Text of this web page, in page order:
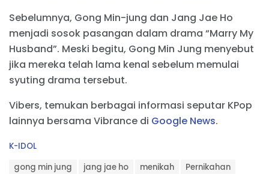
Sebelumnya, Gong Min-jung dan Jang Jae Ho
menjadi sosok pasangan dalam drama “Marry My
Husband”. Meski begitu, Gong Min Jung menyebut
jika mereka telah lama kenal sebelum memulai
syuting drama tersebut.
Vibers, temukan berbagai informasi seputar KPop
lainnya bersama Vibrance di Google News.
C
K-IDOL
gong min jung jang jae ho menikah Pernikahan